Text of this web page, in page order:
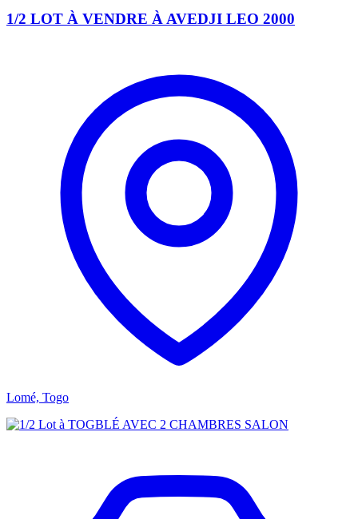
1/2 LOT À VENDRE À AVEDJI LEO 2000
Lomé, Togo